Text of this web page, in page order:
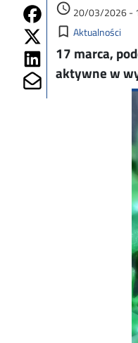
access_time 20/03/2026 -
bookmark_border Kategorie
Aktualności
17 marca,
aktywne w
Share on Fb
Share on Twitter
Share on Linkedin
Share on Mailto